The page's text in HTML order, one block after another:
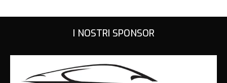
I NOSTRI SPONSOR